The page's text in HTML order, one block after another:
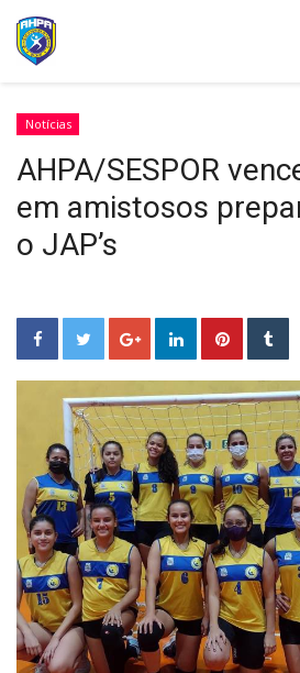
Notícias
AHPA/SESPOR
em amistosos
o JAP’s